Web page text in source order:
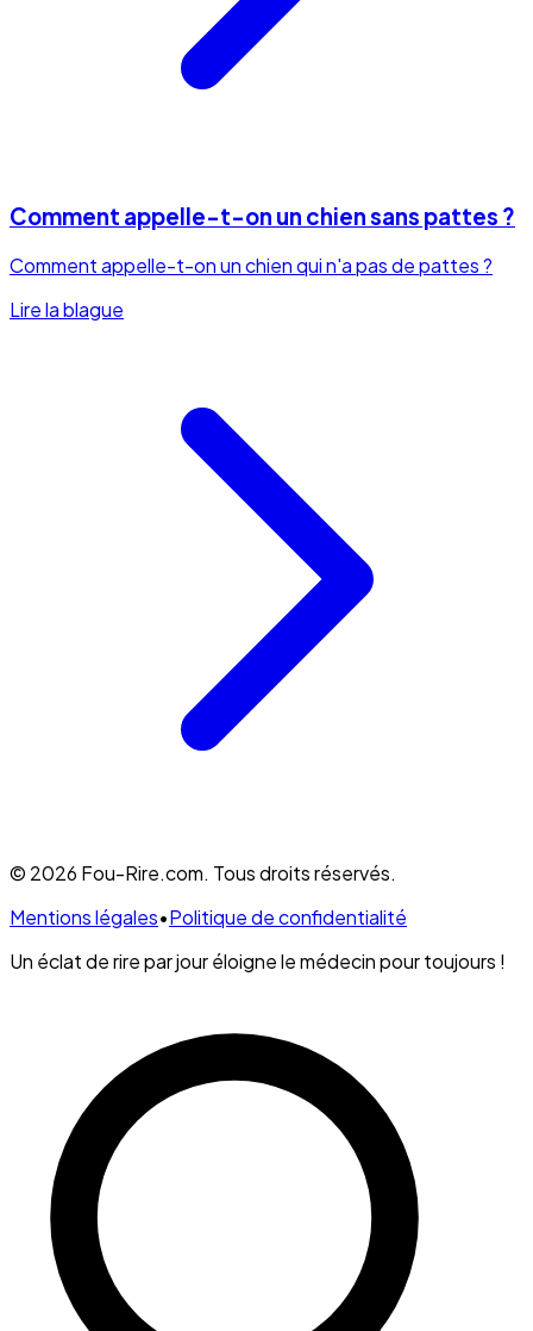
Comment appelle-t-on un chien sans pattes ?
Comment appelle-t-on un chien qui n'a pas de pattes ?
Lire la blague
© 2026 Fou-Rire.com. Tous droits réservés.
Mentions légales•Politique de confidentialité
Un éclat de rire par jour éloigne le médecin pour toujours !